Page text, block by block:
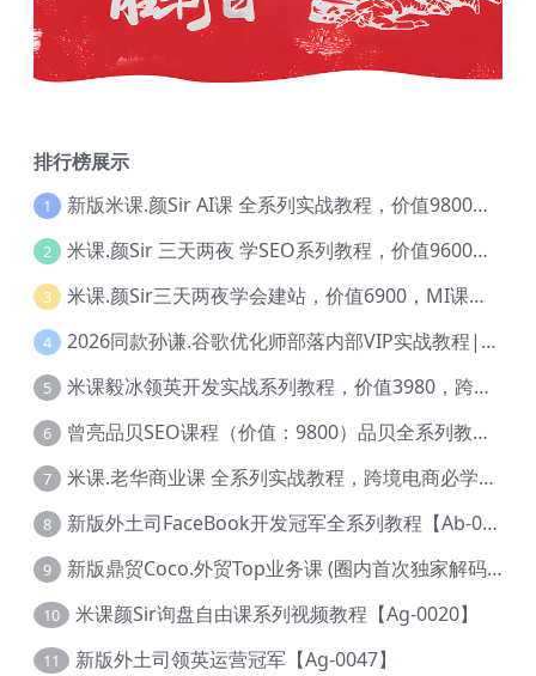
排行榜展示
1 新版米课.颜Sir AI课 全系列实战教程，价值9800，跨境首选！【Ag-0052】
2 米课.颜Sir 三天两夜 学SEO系列教程，价值9600元，跨境人都在学 【Ag-0056】
3 米课.颜Sir三天两夜学会建站，价值6900，MI课甄选课程 【Ag-0055】
4 2026同款孙谦.谷歌优化师部落内部VIP实战教程|价值4999元全网独家解码（官方报名版本）【@034】
5 米课毅冰领英开发实战系列教程，价值3980，跨境必选【Ag-0049】
6 曾亮品贝SEO课程（价值：9800）品贝全系列教程 【Ab-0022】
7 米课.老华商业课 全系列实战教程，跨境电商必学，价值16900元【Ag-0053】
8 新版外土司FaceBook开发冠军全系列教程【Ab-0021】
9 新版鼎贸Coco.外贸Top业务课 (圈内首次独家解码|460节课)【Ag-0091】
10 米课颜Sir询盘自由课系列视频教程【Ag-0020】
11 新版外土司领英运营冠军【Ag-0047】